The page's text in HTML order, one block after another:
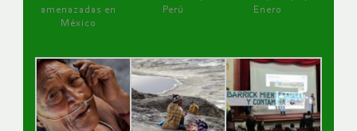
amenazadas en
México
Perú
Enero